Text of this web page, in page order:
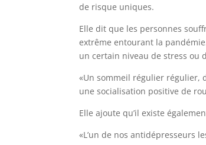
de risque uniques.
Elle dit que les personnes
extrême entourant la
un certain niveau de stress ou
«Un sommeil régulier régulier,
une socialisation positive de
Elle ajoute qu’il existe
«L’un de nos antidépresseurs